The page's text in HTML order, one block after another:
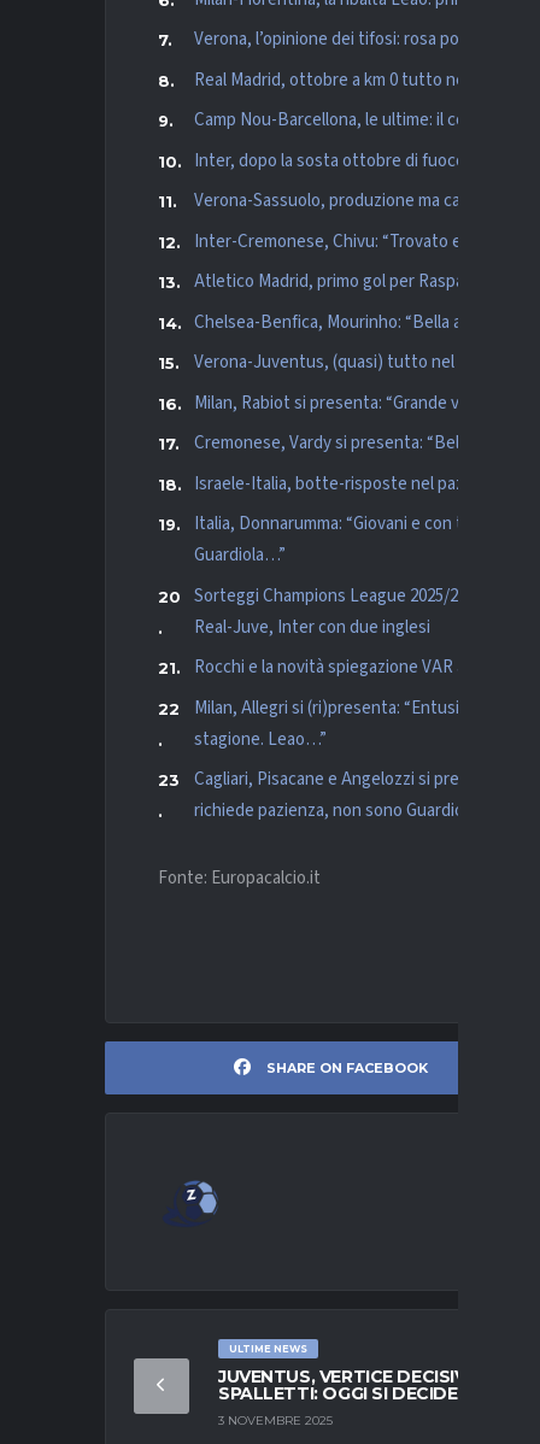
Verona, l’opinione dei tifosi: rosa poco
Real Madrid, ottobre a km 0 tutto nella
Camp Nou-Barcellona, le ultime: il comunicato
Inter, dopo la sosta ottobre di fuoco e
Verona-Sassuolo, produzione ma carestia del
Inter-Cremonese, Chivu: “Trovato equilibrio,
Atletico Madrid, primo gol per Raspadori: 5-1
Chelsea-Benfica, Mourinho: “Bella
Verona-Juventus, (quasi) tutto nel primo
Milan, Rabiot si presenta: “Grande voglia,
Cremonese, Vardy si presenta: “Bello sentirsi
Israele-Italia, botte-risposte nel pazzesco 4-
Italia, Donnarumma: “Giovani e con talento,
Guardiola…”
Sorteggi Champions League 2025/26:
Real-Juve, Inter con due inglesi
Rocchi e la novità spiegazione VAR allo
Milan, Allegri si (ri)presenta: “Entusiasta, si
stagione. Leao…”
Cagliari, Pisacane e Angelozzi si presentano:
richiede pazienza, non sono Guardiola”
Fonte: Europacalcio.it
SHARE ON FACEBOOK
ULTIME NEWS
JUVENTUS, VERTICE DECISIVO PER
SPALLETTI: OGGI SI DECIDE TUTTO
3 NOVEMBRE 2025